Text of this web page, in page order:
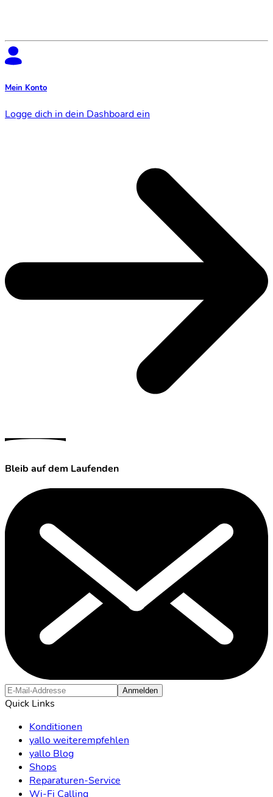
Mein Konto
Logge dich in dein Dashboard ein
Bleib auf dem Laufenden
Anmelden
Quick Links
Konditionen
yallo weiterempfehlen
yallo Blog
Shops
Reparaturen-Service
Wi-Fi Calling